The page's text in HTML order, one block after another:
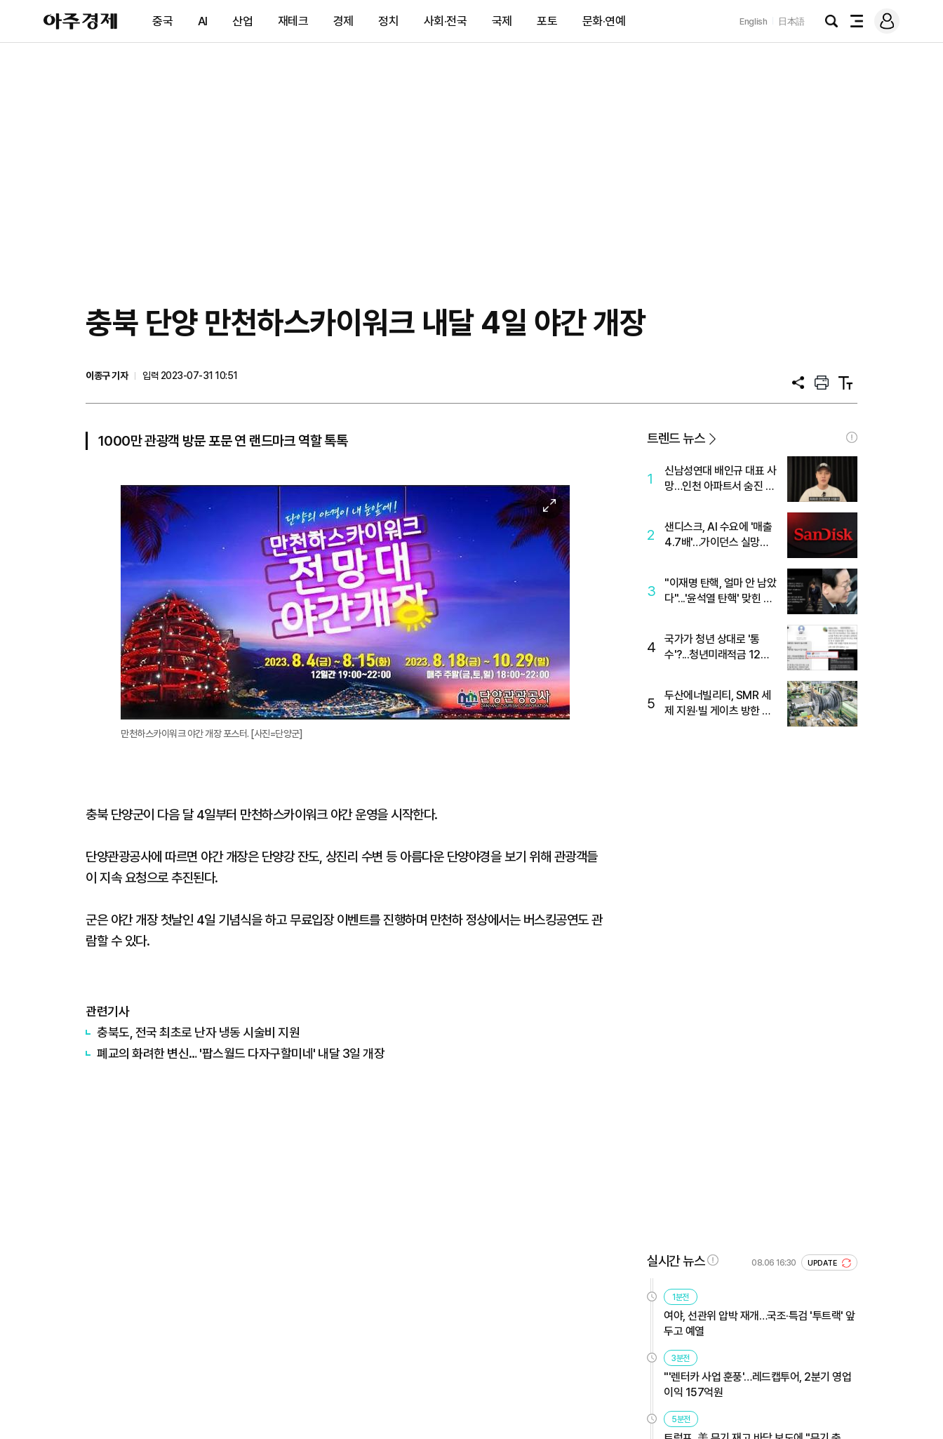
아
주
제
중국 AI 산업 재테크 경제 정치 사회·전국 국제 포토 문화·연예 English 日本語
검
전
메
그
충북 단양 만천하스카이워크 내달 4일 야간 개장
이종구 기자
입력 2023-07-31 10:51
공
프
트
텍
트
1000만 관광객 방문 포문 연 랜드마크 역할 톡톡
이
미
지
대
만천하스카이워크 야간 개장 포스터. [사진=단양군]
충북 단양군이 다음 달 4일부터 만천하스카이워크 야간 운영을 시작한다.
단양관광공사에 따르면 야간 개장은 단양강 잔도, 상진리 수변 등 아름다운 단양야경을 보기 위해 관광객들
이 지속 요청으로 추진된다.
군은 야간 개장 첫날인 4일 기념식을 하고 무료입장 이벤트를 진행하며 만천하 정상에서는 버스킹공연도 관
람할 수 있다.
관련기사
충북도, 전국 최초로 난자 냉동 시술비 지원
폐교의 화려한 변신… '팝스월드 다자구할미네' 내달 3일 개장
트렌드 뉴스
1
신남성연대 배인규 대표 사
망…인천 아파트서 숨진 채
2
샌디스크, AI 수요에 '매출
4.7배'…가이던스 실망에
3
"이재명 탄핵, 얼마 안 남았
다"...'윤석열 탄핵' 맞힌 무
4
국가가 청년 상대로 '통
수'?...청년미래적금 12%
5
두산에너빌리티, SMR 세
제 지원·빌 게이츠 방한 기
실시간 뉴스 08.06 16:30 UPDATE
1분전
여야, 선관위 압박 재개…국조·특검 '투트랙' 앞
두고 예열
3분전
"'렌터카 사업 훈풍'…레드캡투어, 2분기 영업
이익 157억원
5분전